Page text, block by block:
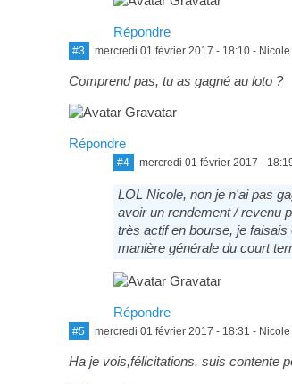
Répondre
#3 mercredi 01 février 2017 - 18:10- Nicole
Comprend pas, tu as gagné au loto ?
Répondre
#4 mercredi 01 février 2017 -
LOL Nicole, non je n'ai pas
avoir un rendement / revenu
très actif en bourse, je
manière générale du court
Répondre
#5 mercredi 01 février 2017 - 18:31 - Nicole
Ha je vois,félicitations. suis contente